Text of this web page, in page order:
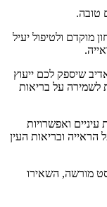
טובה.
מוקדם ולטיפול יעיל
שיספק לכם ייעוץ
לשמירה על בריאות
ואפשרויות
הראייה ובריאות העין
מורשה, השאירו